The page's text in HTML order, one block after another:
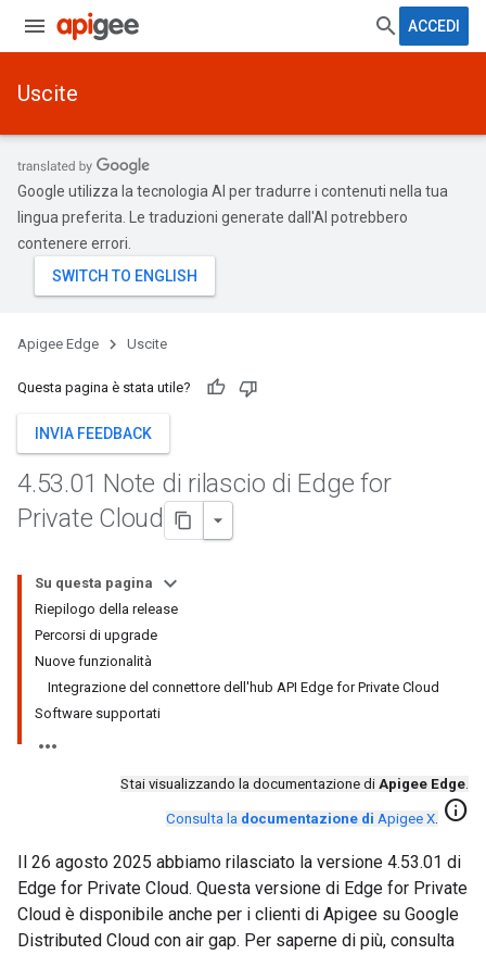
ACCEDI
Uscite
Google utilizza la tecnologia AI per tradurre i contenuti nella tua
lingua preferita. Le traduzioni generate dall'AI potrebbero
contenere errori.
Apigee Edge Uscite
Questa pagina è stata utile?
INVIA FEEDBACK
4.53.01 Note di rilascio di Edge for
Private Cloud
Su questa pagina
Riepilogo della release
Percorsi di upgrade
Nuove funzionalità
Integrazione del connettore dell'hub API Edge for Private Cloud
Software supportati
Stai visualizzando la documentazione di Apigee Edge.
Consulta la documentazione di Apigee X. info
Il 26 agosto 2025 abbiamo rilasciato la versione 4.53.01 di
Edge for Private Cloud. Questa versione di Edge for Private
Cloud è disponibile anche per i clienti di Apigee su Google
Distributed Cloud con air gap. Per saperne di più, consulta